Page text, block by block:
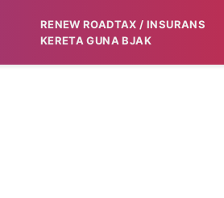
RENEW ROADTAX / INSURANS
KERETA GUNA BJAK